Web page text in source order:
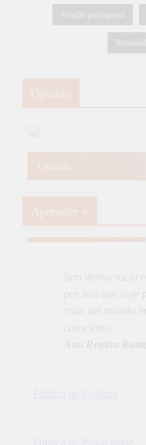
Seleção portuguesa
Sociedade
Opinião
Opinião
Aprender +
Aprender Mais